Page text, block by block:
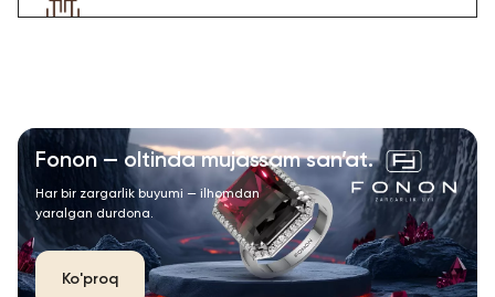
Fonon — oltinda mujassam san’at.
Har bir zargarlik buyumi — ilhomdan
yaralgan durdona.
Ko'proq